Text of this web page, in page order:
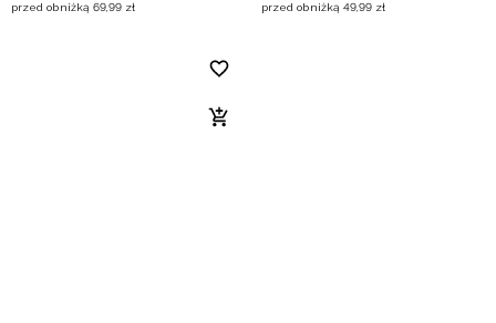
przed obniżką 69,99 zł
przed obniżką 49,99 zł